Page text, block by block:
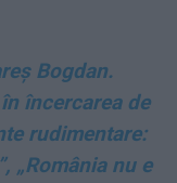
Bogdan.
încercarea de
rudimentare:
„România nu e